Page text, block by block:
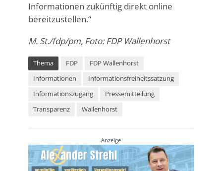
Informationen zukünftig direkt online
bereitzustellen.“
M. St./fdp/pm, Foto: FDP Wallenhorst
Thema FDP
FDP Wallenhorst
Informationen
Informationsfreiheitssatzung
Informationszugang
Pressemitteilung
Transparenz
Wallenhorst
Anzeige